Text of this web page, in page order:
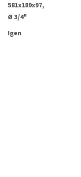
581х189х97,
Ø 3/4"
Igen